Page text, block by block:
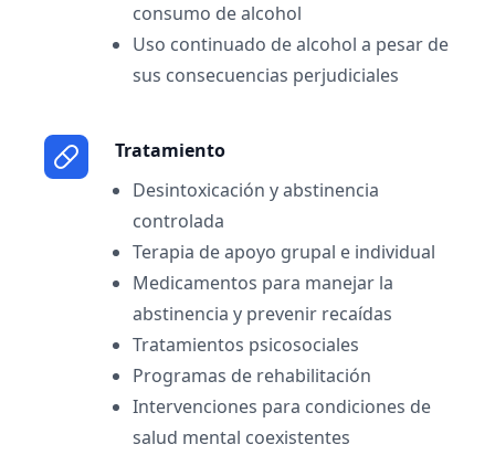
consumo de alcohol
Uso continuado de alcohol a pesar de
sus consecuencias perjudiciales
Tratamiento
Desintoxicación y abstinencia
controlada
Terapia de apoyo grupal e individual
Medicamentos para manejar la
abstinencia y prevenir recaídas
Tratamientos psicosociales
Programas de rehabilitación
Intervenciones para condiciones de
salud mental coexistentes